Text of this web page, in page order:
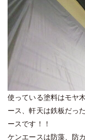
使っている塗料はモヤ
ース、軒天は鉄板だっ
ースです！！
ケンエースは防藻、防